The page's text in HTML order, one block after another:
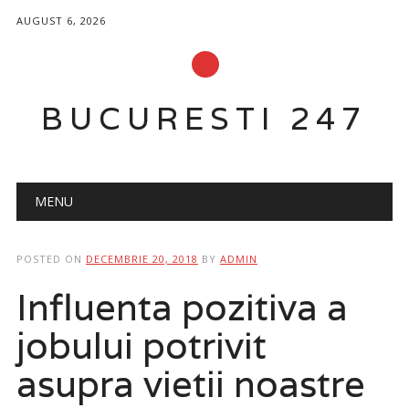
AUGUST 6, 2026
BUCURESTI 247
Main menu
MENU
POSTED ON DECEMBRIE 20, 2018 BY ADMIN
Influenta pozitiva a
jobului potrivit
asupra vietii noastre